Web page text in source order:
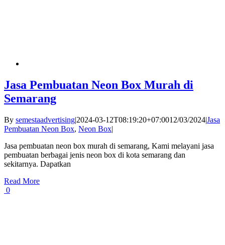
Jasa Pembuatan Neon Box Murah di
Semarang
By semestaadvertising|2024-03-12T08:19:20+07:0012/03/2024|Jasa
Pembuatan Neon Box, Neon Box|
Jasa pembuatan neon box murah di semarang, Kami melayani jasa
pembuatan berbagai jenis neon box di kota semarang dan
sekitarnya. Dapatkan
Read More
0